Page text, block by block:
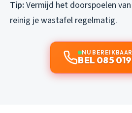
Tip: Vermijd het doorspoelen
reinig je wastafel regelmatig.
NU BEREIKBAAR
BEL 085